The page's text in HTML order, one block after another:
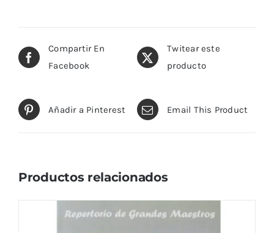
Compartir En
Facebook
Twitear este
producto
Añadir a Pinterest Email This Product
Productos relacionados